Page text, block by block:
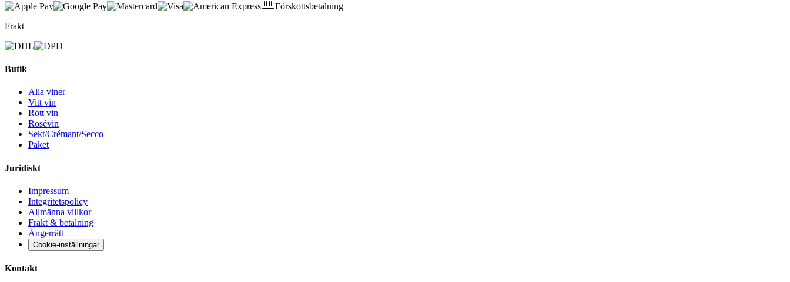
Förskottsbetalning
Frakt
Butik
Alla viner
Vitt vin
Rött vin
Rosévin
Sekt/Crémant/Secco
Paket
Juridiskt
Impressum
Integritetspolicy
Allmänna villkor
Frakt & betalning
Ångerrätt
Cookie-inställningar
Kontakt